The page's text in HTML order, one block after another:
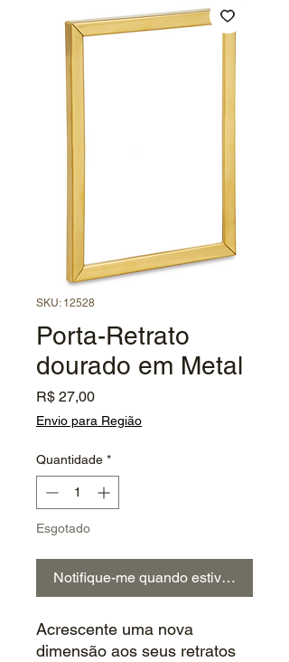
SKU: 12528
Porta-Retrato
dourado em Metal
R$ 27,00Preço
Envio para Região
Quantidade *
Esgotado
Notifique-me quando estiver
Acrescente uma nova
dimensão aos seus retratos